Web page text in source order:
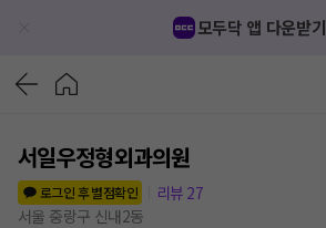
모두닥 앱 다운받기
서일우정형외과의원
로그인 후 별점확인
리뷰 27
서울 중랑구 신내2동